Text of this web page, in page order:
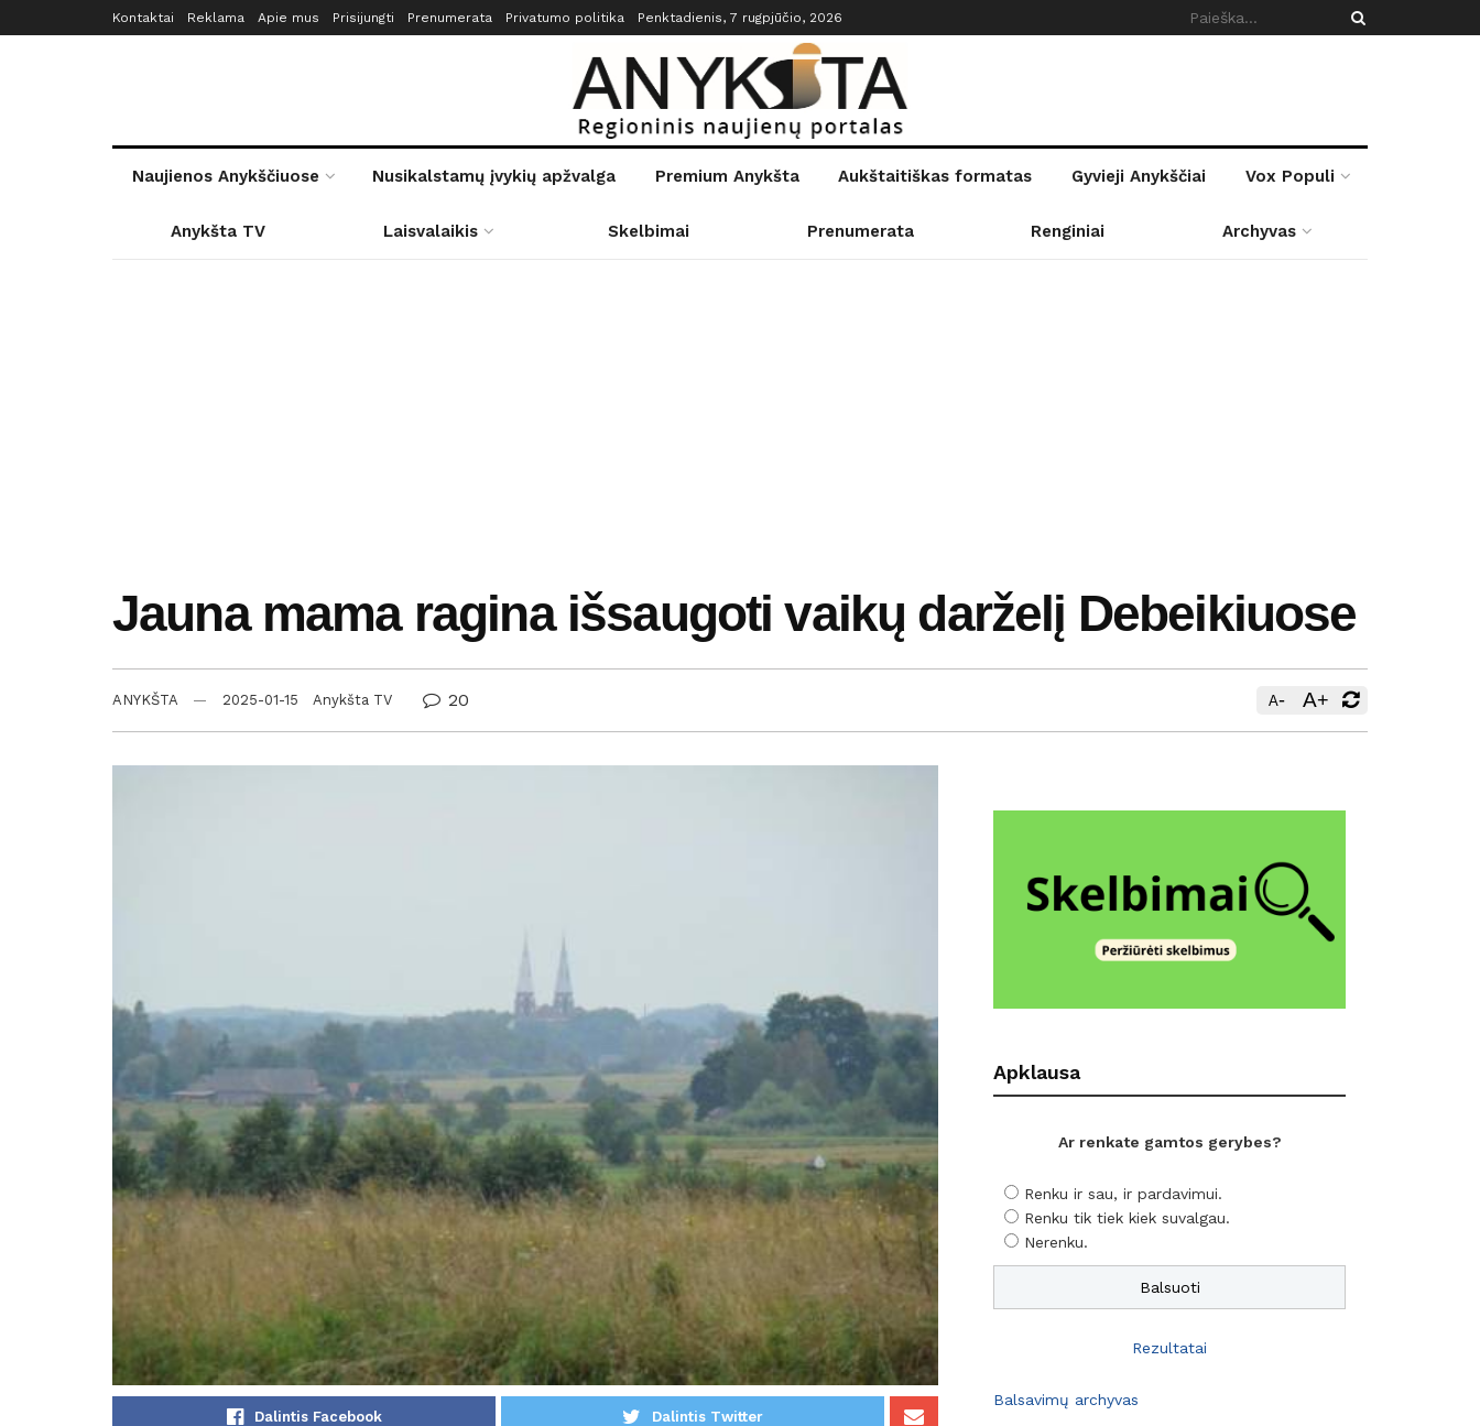
Kontaktai Reklama Apie mus Prisijungti Prenumerata Privatumo politika Penktadienis, 7 rugpjūčio, 2026
Naujienos Anykščiuose Nusikalstamų įvykių apžvalga Premium Anykšta Aukštaitiškas formatas Gyvieji Anykščiai Vox Populi
Anykšta TV Laisvalaikis Skelbimai Prenumerata Renginiai Archyvas
Jauna mama ragina išsaugoti vaikų darželį Debeikiuose
ANYKŠTA 2025-01-15 Anykšta TV 20 A- A+
Dalintis Facebook Dalintis Twitter
Apklausa
Ar renkate gamtos gerybes?
Renku ir sau, ir pardavimui.
Renku tik tiek kiek suvalgau.
Nerenku.
Rezultatai
Balsavimų archyvas